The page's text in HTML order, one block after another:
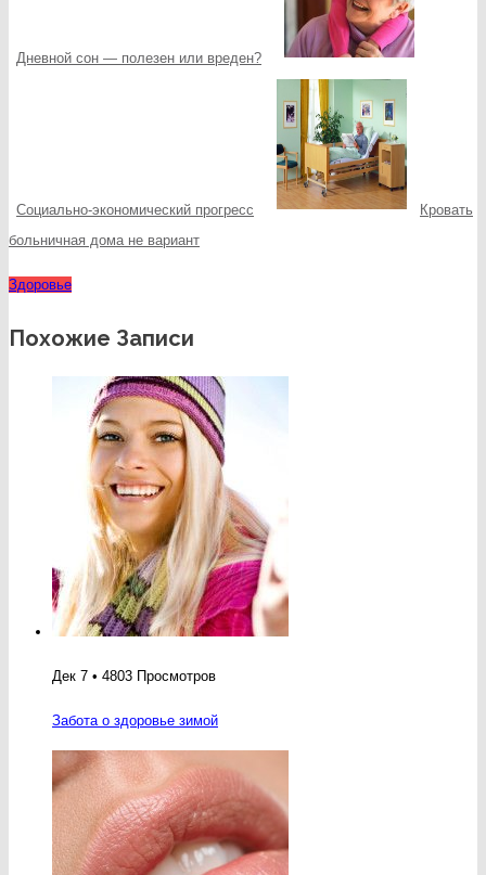
Дневной сон — полезен или вреден?
Социально-экономический прогресс
Кровать
больничная дома не вариант
Здоровье
Похожие Записи
Дек 7 • 4803 Просмотров
Забота о здоровье зимой